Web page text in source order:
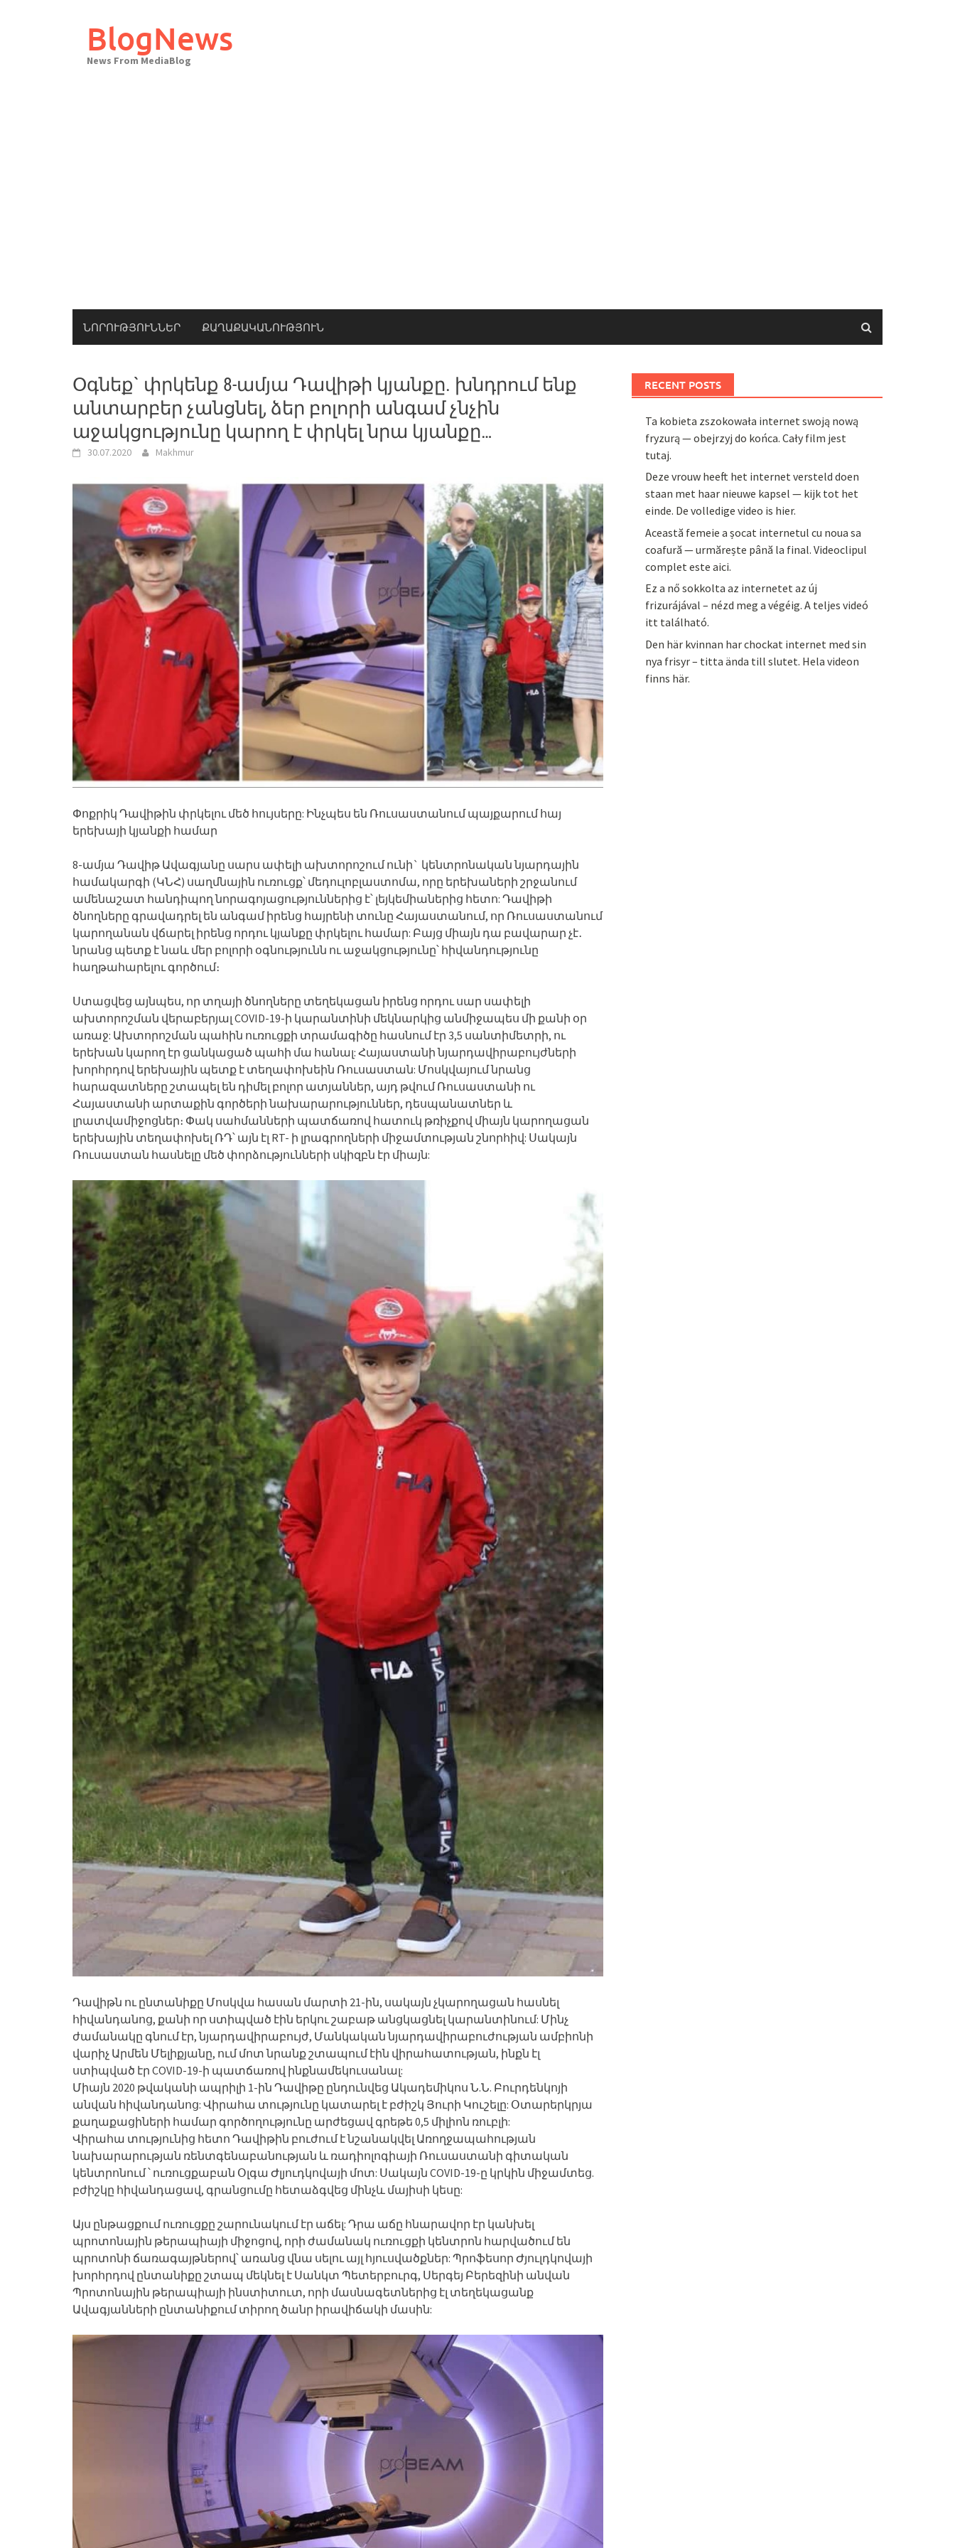
BlogNews
News From MediaBlog
ՆՈՐՈՒԹՅՈՒՆՆԵՐ ՔԱՂԱՔԱԿԱՆՈՒԹՅՈՒՆ
Օգնեք` փրկենք 8-ամյա Դավիթի կյանքը. խնդրում ենք
անտարբեր չանցնել, ձեր բոլորի անգամ չնչին
աջակցությունը կարող է փրկել նրա կյանքը…
30.07.2020 Makhmur
Փոքրիկ Դավիթին փրկելու մեծ հույսերը: Ինչպես են Ռուսաստանում պայքարում հայ
երեխայի կյանքի համար
8-ամյա Դավիթ Ավագյանը սարս ափելի ախտորոշում ունի` կենտրոնական նյարդային
համակարգի (ԿՆՀ) սաղմնային ուռուցք՝ մեդուլոբլաստոմա, որը երեխաների շրջանում
ամենաշատ հանդիպող նորագոյացություններից է՝ լեյկեմիաներից հետո: Դավիթի
ծնողները գրավադրել են անգամ իրենց հայրենի տունը Հայաստանում, որ Ռուսաստանում
կարողանան վճարել իրենց որդու կյանքը փրկելու համար: Բայց միայն դա բավարար չէ․
նրանց պետք է նաև մեր բոլորի օգնությունն ու աջակցությունը՝ հիվանդությունը
հաղթահարելու գործում։
Ստացվեց այնպես, որ տղայի ծնողները տեղեկացան իրենց որդու սար սափելի
ախտորոշման վերաբերյալ COVID-19-ի կարանտինի մեկնարկից անմիջապես մի քանի օր
առաջ: Ախտորոշման պահին ուռուցքի տրամագիծը հասնում էր 3,5 սանտիմետրի, ու
երեխան կարող էր ցանկացած պահի մա հանալ: Հայաստանի նյարդավիրաբույժների
խորհրդով երեխային պետք է տեղափոխեին Ռուսաստան: Մոսկվայում նրանց
հարազատները շտապել են դիմել բոլոր ատյաններ, այդ թվում Ռուսաստանի ու
Հայաստանի արտաքին գործերի նախարարություններ, դեսպանատներ և
լրատվամիջոցներ։ Փակ սահմանների պատճառով հատուկ թռիչքով միայն կարողացան
երեխային տեղափոխել ՌԴ՝ այն էլ RT- ի լրագրողների միջամտության շնորհիվ: Սակայն
Ռուսաստան հասնելը մեծ փորձությունների սկիզբն էր միայն:
Դավիթն ու ընտանիքը Մոսկվա հասան մարտի 21-ին, սակայն չկարողացան հասնել
հիվանդանոց, քանի որ ստիպված էին երկու շաբաթ անցկացնել կարանտինում: Մինչ
ժամանակը գնում էր, նյարդավիրաբույժ, Մանկական նյարդավիրաբուժության ամբիոնի
վարիչ Արմեն Մելիքյանը, ում մոտ նրանք շտապում էին վիրահատության, ինքն էլ
ստիպված էր COVID-19-ի պատճառով ինքնամեկուսանալ:
Միայն 2020 թվականի ապրիլի 1-ին Դավիթը ընդունվեց Ակադեմիկոս Ն.Ն. Բուրդենկոյի
անվան հիվանդանոց: Վիրահա տությունը կատարել է բժիշկ Յուրի Կուշելը: Օտարերկրյա
քաղաքացիների համար գործողությունը արժեցավ գրեթե 0,5 միլիոն ռուբլի:
Վիրահա տությունից հետո Դավիթին բուժում է նշանակվել Առողջապահության
նախարարության ռենտգենաբանության և ռադիոլոգիայի Ռուսաստանի գիտական
կենտրոնում ՝ ուռուցքաբան Օլգա Ժլյուդկովայի մոտ: Սակայն COVID-19-ը կրկին միջամտեց.
բժիշկը հիվանդացավ, գրանցումը հետաձգվեց մինչև մայիսի կեսը:
Այս ընթացքում ուռուցքը շարունակում էր աճել: Դրա աճը հնարավոր էր կանխել
պրոտոնային թերապիայի միջոցով, որի ժամանակ ուռուցքի կենտրոն հարվածում են
պրոտոնի ճառագայթներով՝ առանց վնա սելու այլ հյուսվածքներ: Պրոֆեսոր Ժյուլդկովայի
խորհրդով ընտանիքը շտապ մեկնել է Սանկտ Պետերբուրգ, Սերգեյ Բերեզինի անվան
Պրոտոնային թերապիայի ինստիտուտ, որի մասնագետներից էլ տեղեկացանք
Ավագյանների ընտանիքում տիրող ծանր իրավիճակի մասին:
RECENT POSTS
Ta kobieta zszokowała internet swoją nową
fryzurą — obejrzyj do końca. Cały film jest
tutaj.
Deze vrouw heeft het internet versteld doen
staan met haar nieuwe kapsel — kijk tot het
einde. De volledige video is hier.
Această femeie a șocat internetul cu noua sa
coafură — urmărește până la final. Videoclipul
complet este aici.
Ez a nő sokkolta az internetet az új
frizurájával – nézd meg a végéig. A teljes videó
itt található.
Den här kvinnan har chockat internet med sin
nya frisyr – titta ända till slutet. Hela videon
finns här.